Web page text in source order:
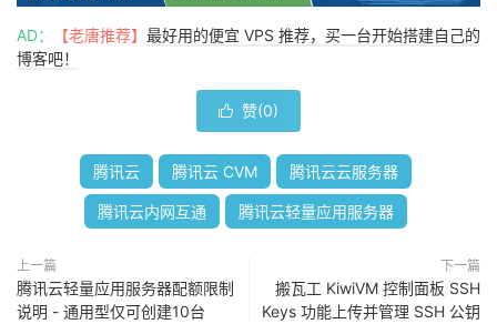
AD： 【老唐推荐】 最好用的便宜 VPS 推荐，买一台开始搭建自己的
博客吧！
 赞(0)
腾讯云 腾讯云 CVM 腾讯云云服务器
腾讯云内网互通 腾讯云轻量应用服务器
上一篇
腾讯云轻量应用服务器配额限制
说明 - 通用型仅可创建10台
下一篇
搬瓦工 KiwiVM 控制面板 SSH
Keys 功能上传并管理 SSH 公钥